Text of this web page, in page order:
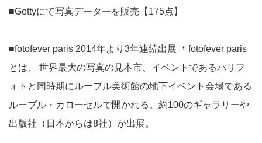
■Gettyにて写真データーを販売【175点】
■fotofever paris 2014年より3年連続出展 ＊fotofever paris
とは、 世界最大の写真の見本市、イベントであるパリフ
ォトと同時期にルーブル美術館の地下イベント会場である
ルーブル・カローセルで開かれる。約100のギャラリーや
出版社（日本からは8社）が出展。